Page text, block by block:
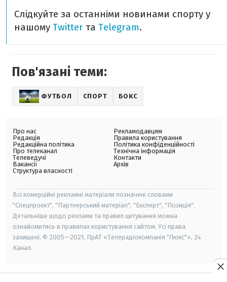
Слідкуйте за останніми новинами спорту у
нашому Twitter та Telegram.
Пов'язані теми:
ФУТБОЛ СПОРТ БОКС
Про нас
Редакція
Редакційна політика
Про телеканал
Телеведучі
Вакансії
Структура власності
Рекламодавцям
Правила користування
Політика конфіденційності
Технічна інформація
Контакти
Архів
Всі комерційні рекламні матеріали позначені словами
"Спецпроєкт", "Партнерський матеріал", "Експерт", "Позиція".
Детальніше щодо реклами та правил цитування можна
ознайомитись в правилах користування сайтом. Усі права
захищені. © 2005—2021, ПрАТ «Телерадіокомпанія "Люкс"», 24
Канал.